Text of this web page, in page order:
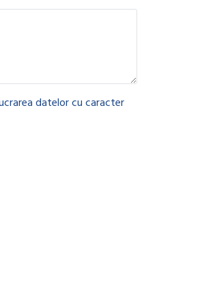
datelor cu caracter